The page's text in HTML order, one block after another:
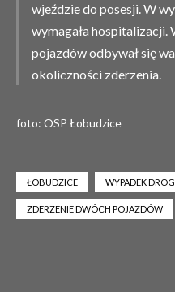
wjeździe do posesji. W
wymagała hospitalizacji.
pojazdów odbywał się
okoliczności zderzenia.
foto: OSP Łobudzice
ŁOBUDZICE WYPADEK
ZDERZENIE DWÓCH POJAZDÓW